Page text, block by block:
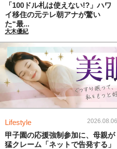
「100ドル札は使えない!?」ハワ
イ移住の元テレ朝アナが驚い
た“最...
大木優紀
Lifestyle 2026.08.06
甲子園の応援強制参加に、母親が
猛クレーム「ネットで告発する」